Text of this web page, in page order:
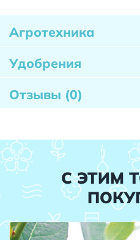
Агротехника
Удобрения
Отзывы (0)
С ЭТИМ